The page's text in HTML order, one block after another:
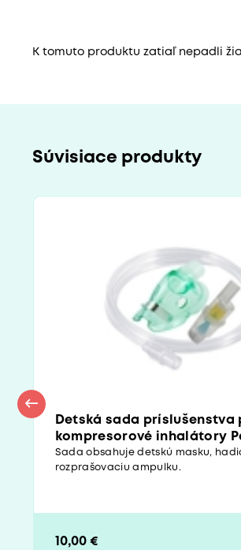
K tomuto produktu zatiaľ nepadli
Súvisiace produkty
Detská sada príslušenstva
kompresorové inhalátory
Sada obsahuje detskú masku,
rozprašovaciu ampulku.
10,00 €